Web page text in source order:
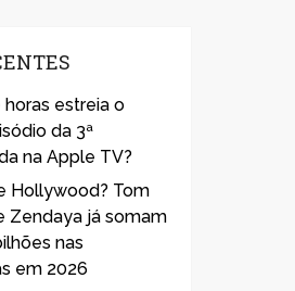
horas estreia o
da 3ª
na Apple TV?
Hollywood? Tom
Zendaya já somam
nas
em 2026